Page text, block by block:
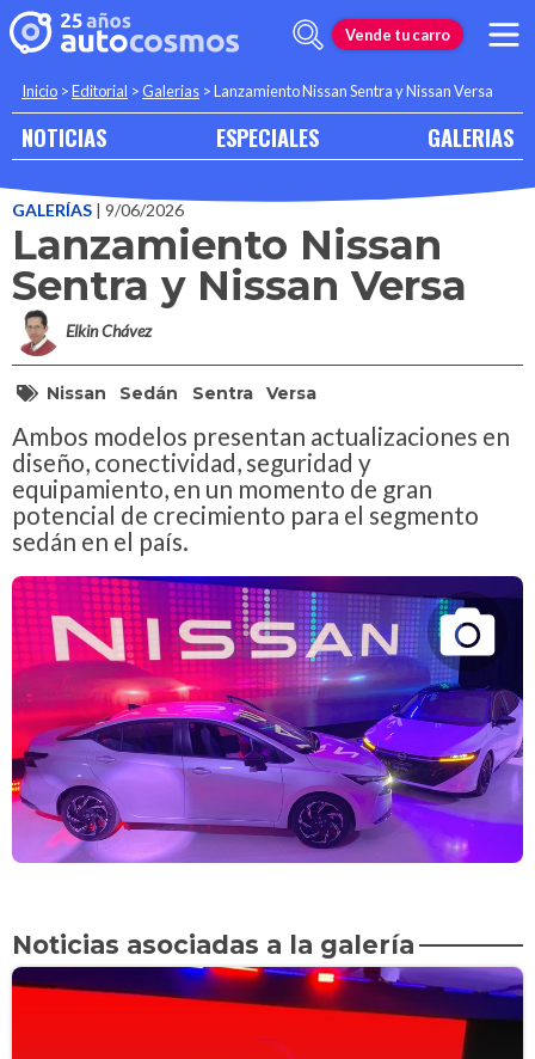
Vende tu carro
Inicio >Editorial >Galerias >Lanzamiento Nissan Sentra y Nissan Versa
NOTICIAS ESPECIALES GALERIAS
GALERÍAS | 9/06/2026
Lanzamiento Nissan
Sentra y Nissan Versa
Elkin Chávez
Nissan Sedán Sentra Versa
Ambos modelos presentan actualizaciones en
diseño, conectividad, seguridad y
equipamiento, en un momento de gran
potencial de crecimiento para el segmento
sedán en el país.
Noticias asociadas a la galería